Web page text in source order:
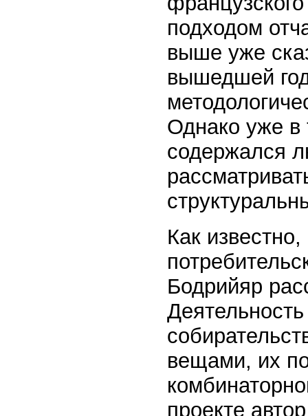
подходом
выше уже
вышедшей
Однако уже в
содержался
Как
Бодрийяр
вещами, их
проекте